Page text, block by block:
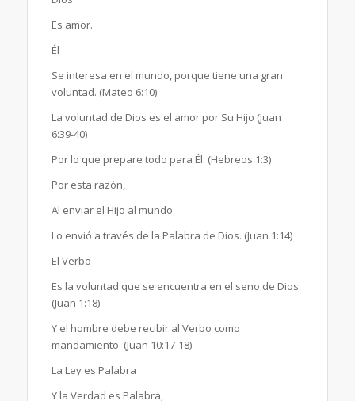
Es amor.
Él
Se interesa en el mundo, porque tiene una gran
voluntad. (Mateo 6:10)
La voluntad de Dios es el amor por Su Hijo (Juan
6:39-40)
Por lo que prepare todo para Él. (Hebreos 1:3)
Por esta razón,
Al enviar el Hijo al mundo
Lo envió a través de la Palabra de Dios. (Juan 1:14)
El Verbo
Es la voluntad que se encuentra en el seno de Dios.
(Juan 1:18)
Y el hombre debe recibir al Verbo como
mandamiento. (Juan 10:17-18)
La Ley es Palabra
Y la Verdad es Palabra,